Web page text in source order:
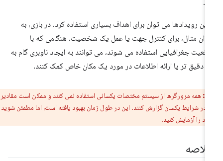
این رویدادها می توان برای اهداف بسیاری استفاده کرد. در بازی، به
مثال، برای کنترل جهت یا عمل یک شخصیت. هنگامی که با
جغرافیایی استفاده می شوند، می توانند به ایجاد ناوبری گام به
دقیق تر یا ارائه اطلاعات در مورد یک مکان خاص کمک کنند.
همه مرورگرها از سیستم مختصات یکسانی استفاده نمی کنند و ممکن است مقادیر
در شرایط یکسان گزارش کنند. این در طول زمان بهبود یافته است، اما مطمئن شوید که
را آزمایش کنید.